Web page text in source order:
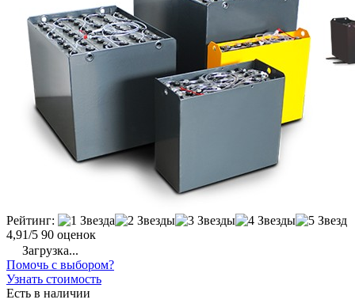
Рейтинг:
4,91/5 90 оценок
Загрузка...
Помочь с выбором?
Узнать стоимость
Есть в наличии